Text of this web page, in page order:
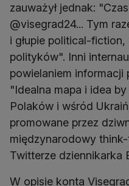
zauważył jednak:
@visegrad24... Tym
i głupie political-
polityków". Inni
powielaniem informacji
"Idealna mapa i idea
Polaków i wśród
promowane przez
międzynarodowy think-
Twitterze dziennikarka
W opisie konta